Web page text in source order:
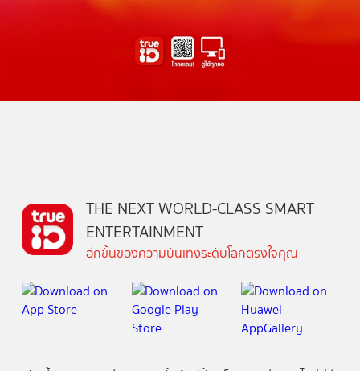
THE NEXT WORLD-CLASS SMART
ENTERTAINMENT
อีกขั้นของความบันเทิงระดับโลกตรงใจคุณ